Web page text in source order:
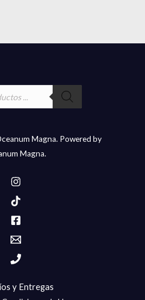
Magna. Powered by
Magna.
y Entregas